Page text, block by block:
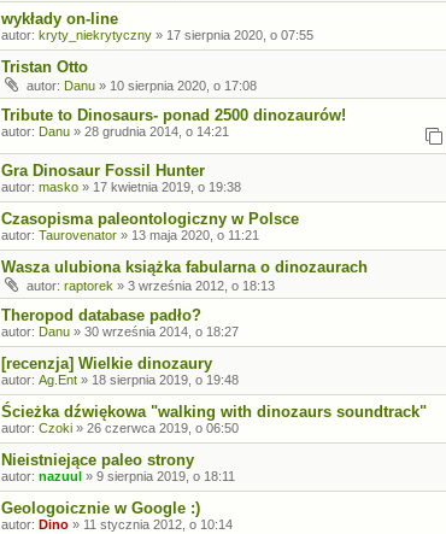
wykłady on-line
autor: kryty_niekrytyczny » 17 sierpnia 2020, o 07:55
Tristan Otto
autor: Danu » 10 sierpnia 2020, o 17:08
Tribute to Dinosaurs- ponad 2500 dinozaurów!
autor: Danu » 28 grudnia 2014, o 14:21
Gra Dinosaur Fossil Hunter
autor: masko » 17 kwietnia 2019, o 19:38
Czasopisma paleontologiczny w Polsce
autor: Taurovenator » 13 maja 2020, o 11:21
Wasza ulubiona książka fabularna o dinozaurach
autor: raptorek » 3 września 2012, o 18:13
Theropod database padło?
autor: Danu » 30 września 2014, o 18:27
[recenzja] Wielkie dinozaury
autor: Ag.Ent » 18 sierpnia 2019, o 19:48
Ścieżka dźwiękowa "walking with dinozaurs soundtrack"
autor: Czoki » 26 czerwca 2019, o 06:50
Nieistniejące paleo strony
autor: nazuul » 9 sierpnia 2019, o 18:11
Geologoicznie w Google :)
autor: Dino » 11 stycznia 2012, o 10:14